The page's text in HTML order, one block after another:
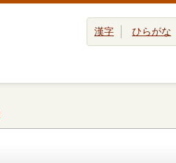
漢字 ひらがな